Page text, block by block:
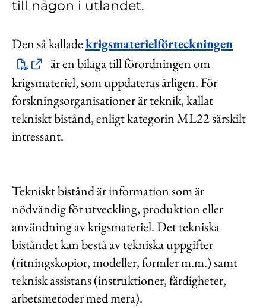
till någon i utlandet.
Den så kalladekrigsmaterielförteckningen
är en bilaga till förordningen om
krigsmateriel, som uppdateras årligen. För
forskningsorganisationer är teknik, kallat
tekniskt bistånd, enligt kategorin ML22 särskilt
intressant.
Tekniskt bistånd är information som är
nödvändig för utveckling, produktion eller
användning av krigsmateriel. Det tekniska
biståndet kan bestå av tekniska uppgifter
(ritningskopior, modeller, formler m.m.) samt
teknisk assistans (instruktioner, färdigheter,
arbetsmetoder med mera).